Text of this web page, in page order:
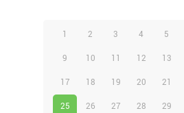
1 2 3 4 5
9 10 11 12 13
17 18 19 20 21
25 26 27 28 29